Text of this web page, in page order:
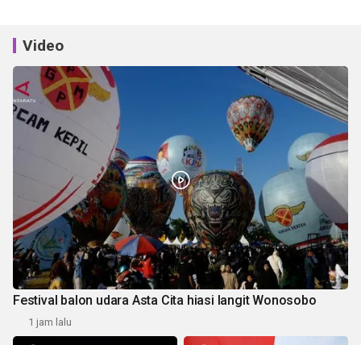
Video
Festival balon udara Asta Cita hiasi langit Wonosobo
1 jam lalu